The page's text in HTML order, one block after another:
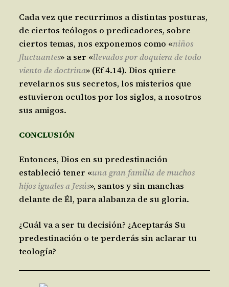
Cada vez que recurrimos a distintas posturas,
de ciertos teólogos o predicadores, sobre
ciertos temas, nos exponemos como «niños
fluctuantes» a ser «llevados por doquiera de todo
viento de doctrina» (Ef 4.14). Dios quiere
revelarnos sus secretos, los misterios que
estuvieron ocultos por los siglos, a nosotros
sus amigos.
CONCLUSIÓN
Entonces, Dios en su predestinación
estableció tener «una gran familia de muchos
hijos iguales a Jesús», santos y sin manchas
delante de Él, para alabanza de su gloria.
¿Cuál va a ser tu decisión? ¿Aceptarás Su
predestinación o te perderás sin aclarar tu
teología?